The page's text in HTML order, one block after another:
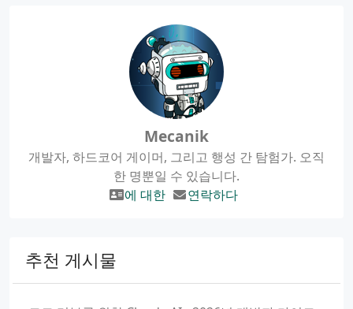
Mecanik
개발자, 하드코어 게이머, 그리고 행성 간 탐험가. 오직
한 명뿐일 수 있습니다.
에 대한
연락하다
추천 게시물